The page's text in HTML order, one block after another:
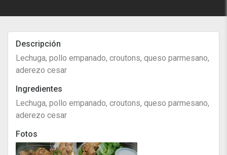
Descripción
Lechuga, pollo empanado, croutons, queso parmesano,
aderezo cesar
Ingredientes
Lechuga, pollo empanado, croutons, queso parmesano,
aderezo cesar
Fotos